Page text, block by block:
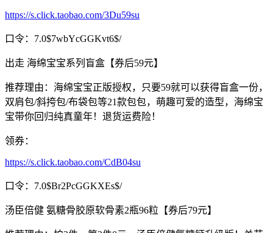
https://s.click.taobao.com/3Du59su
口令：7.0$7wbYcGGKvt6$/
出走 海绵宝宝系列盲盒【券后59元】
推荐理由：海绵宝宝正版授权，只要59就可以获得盲盒一份，
双肩包/斜挎包/布袋包等21款包包，萌趣可爱的造型，海绵宝
宝带你回归纯真童年！退货运费险！
领券：
https://s.click.taobao.com/CdB04su
口令：7.0$Br2PcGGKXEs$/
汤臣倍健 氨糖骨胶原软骨素2瓶96粒【券后79元】